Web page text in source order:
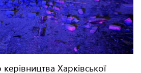
Харківської